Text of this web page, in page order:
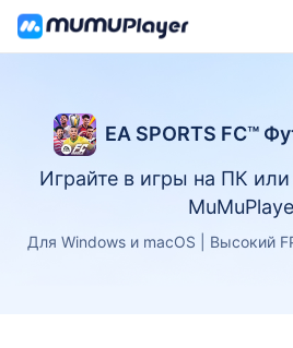
EA SPORTS FC™
Играйте в игры на ПК
Для Windows и macOS | Высокий